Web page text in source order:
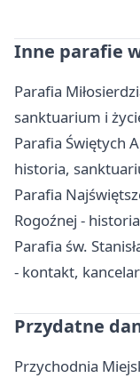
Inne parafie
Parafia
sanktuarium i
Parafia Świętych
historia,
Parafia
Rogoźnej -
Parafia św.
- kontakt,
Przydatne
Przychodnia